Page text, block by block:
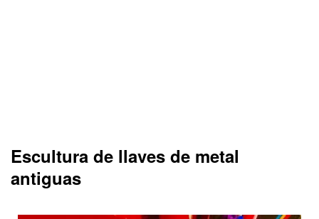
Escultura de llaves de metal
antiguas